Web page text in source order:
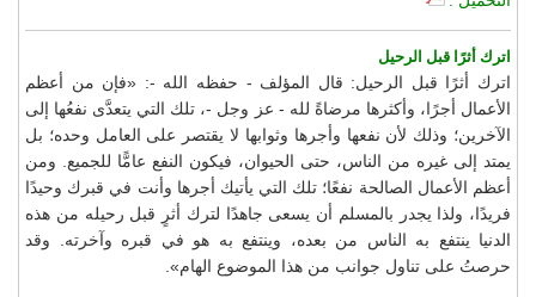
اترك أثرًا قبل الرحيل
اترك أثرًا قبل الرحيل: قال المؤلف - حفظه الله -: «فإن من أعظم
الأعمال أجرًا، وأكثرها مرضاةً لله - عز وجل -، تلك التي يتعدَّى نفعُها إلى
الآخرين؛ وذلك لأن نفعها وأجرها وثوابها لا يقتصر على العامل وحده؛ بل
يمتد إلى غيره من الناس، حتى الحيوان، فيكون النفع عامًّا للجميع. ومن
أعظم الأعمال الصالحة نفعًا؛ تلك التي يأتيك أجرها وأنت في قبرك وحيدًا
فريدًا، ولذا يجدر بالمسلم أن يسعى جاهدًا لترك أثرٍ قبل رحيله من هذه
الدنيا ينتفع به الناس من بعده، وينتفع به هو في قبره وآخرته. وقد
حرصتُ على تناول جوانب من هذا الموضوع الهام».